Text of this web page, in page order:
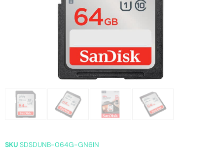
SKU SDSDUNB-064G-GN6IN